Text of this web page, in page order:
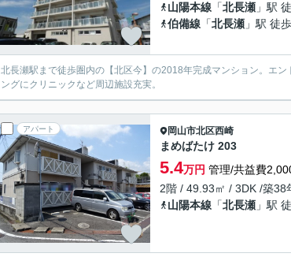
山陽本線 「北長瀬 」駅
伯備線 「北長瀬 」駅 徒
北長瀬駅まで徒歩圏内の【北区今】の2018年完成マンション。エ
ングにクリニックなど周辺施設充実。
アパート 岡山市北区西崎
まめばたけ 203
5.4万円 管理/共益費
2階 / 49.93㎡ / 3DK /築38
山陽本線 「北長瀬 」駅